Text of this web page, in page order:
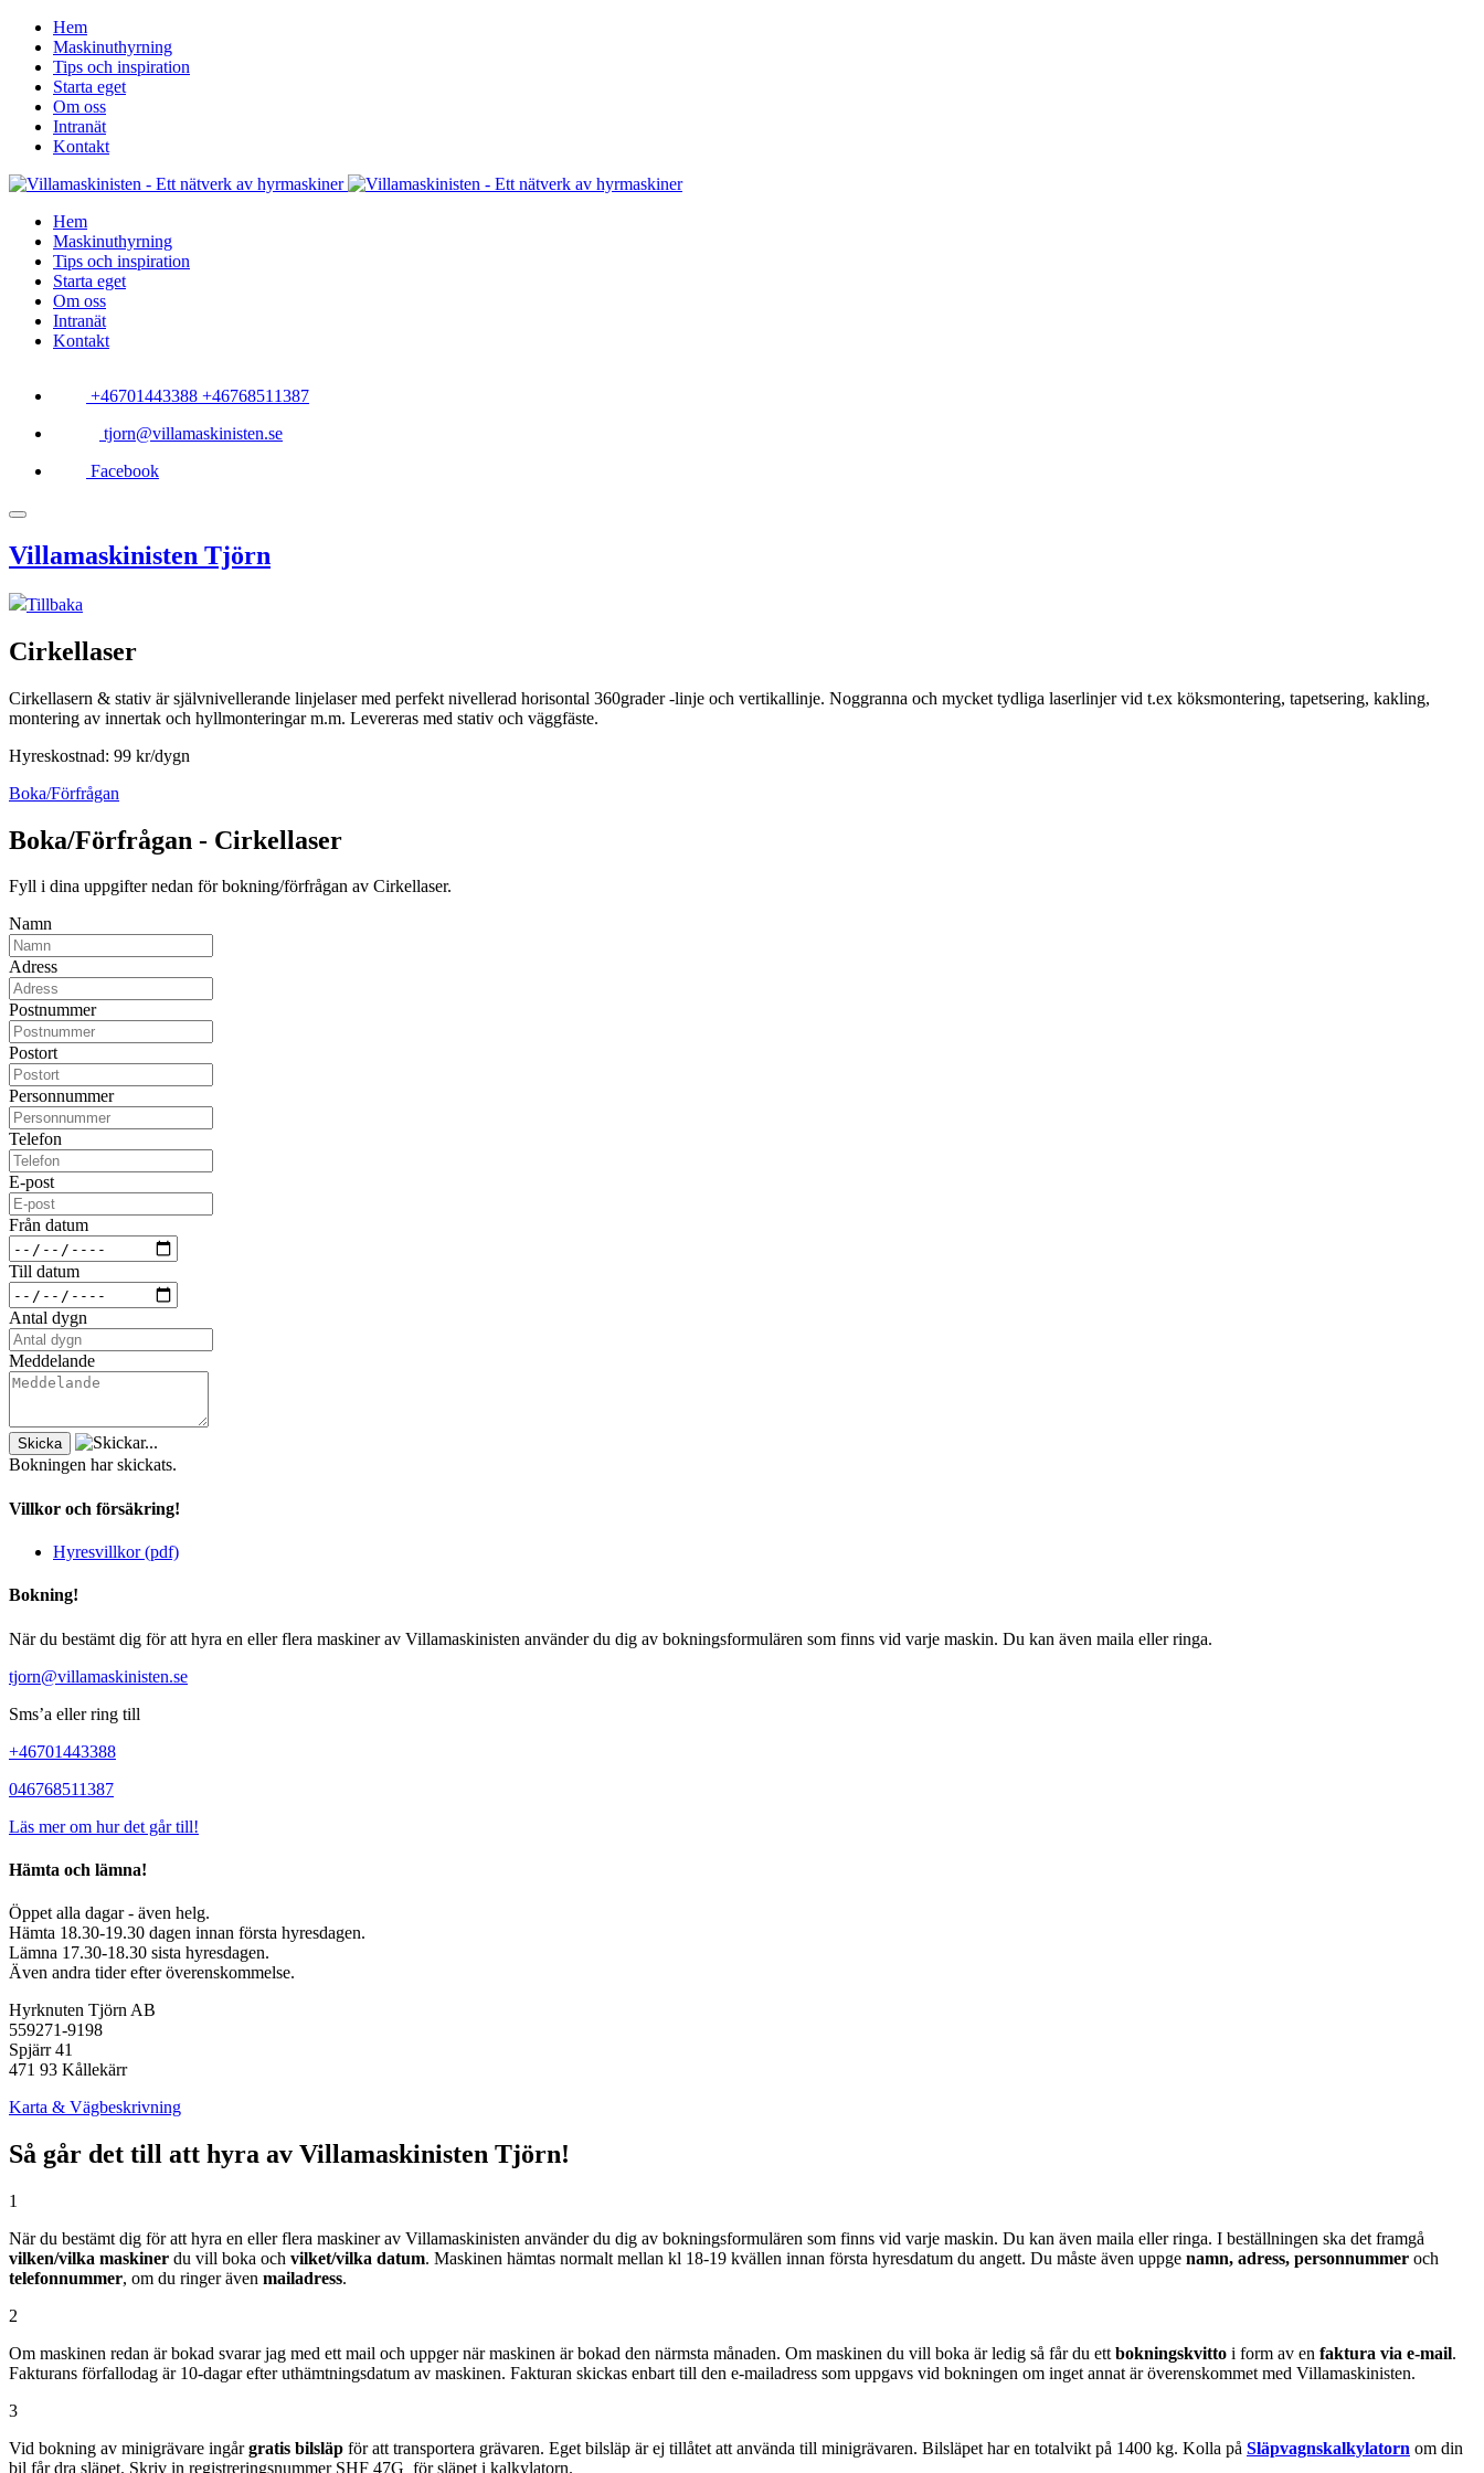
Hem
Maskinuthyrning
Tips och inspiration
Starta eget
Om oss
Intranät
Kontakt
Hem
Maskinuthyrning
Tips och inspiration
Starta eget
Om oss
Intranät
Kontakt
+46701443388 +46768511387
tjorn@villamaskinisten.se
Facebook
Villamaskinisten Tjörn
Tillbaka
Cirkellaser
Cirkellasern & stativ är självnivellerande linjelaser med perfekt nivellerad horisontal 360grader -linje och vertikallinje. Noggranna och mycket tydliga laserlinjer vid t.ex köksmontering, tapetsering, kakling,
montering av innertak och hyllmonteringar m.m. Levereras med stativ och väggfäste.
Hyreskostnad: 99 kr/dygn
Boka/Förfrågan
Boka/Förfrågan - Cirkellaser
Fyll i dina uppgifter nedan för bokning/förfrågan av Cirkellaser.
Namn
Adress
Postnummer
Postort
Personnummer
Telefon
E-post
Från datum
Till datum
Antal dygn
Meddelande
Skicka
Bokningen har skickats.
Villkor och försäkring!
Hyresvillkor (pdf)
Bokning!
När du bestämt dig för att hyra en eller flera maskiner av Villamaskinisten använder du dig av bokningsformulären som finns vid varje maskin. Du kan även maila eller ringa.
tjorn@villamaskinisten.se
Sms’a eller ring till
+46701443388
046768511387
Läs mer om hur det går till!
Hämta och lämna!
Öppet alla dagar - även helg.
Hämta 18.30-19.30 dagen innan första hyresdagen.
Lämna 17.30-18.30 sista hyresdagen.
Även andra tider efter överenskommelse.
Hyrknuten Tjörn AB
559271-9198
Spjärr 41
471 93 Kållekärr
Karta & Vägbeskrivning
Så går det till att hyra av Villamaskinisten Tjörn!
1
När du bestämt dig för att hyra en eller flera maskiner av Villamaskinisten använder du dig av bokningsformulären som finns vid varje maskin. Du kan även maila eller ringa. I beställningen ska det framgå
vilken/vilka maskiner du vill boka och vilket/vilka datum. Maskinen hämtas normalt mellan kl 18-19 kvällen innan första hyresdatum du angett. Du måste även uppge namn, adress, personnummer och
telefonnummer, om du ringer även mailadress.
2
Om maskinen redan är bokad svarar jag med ett mail och uppger när maskinen är bokad den närmsta månaden. Om maskinen du vill boka är ledig så får du ett bokningskvitto i form av en faktura via e-mail.
Fakturans förfallodag är 10-dagar efter uthämtningsdatum av maskinen. Fakturan skickas enbart till den e-mailadress som uppgavs vid bokningen om inget annat är överenskommet med Villamaskinisten.
3
Vid bokning av minigrävare ingårgratis bilsläp för att transportera grävaren. Eget bilsläp är ej tillåtet att använda till minigrävaren. Bilsläpet har en totalvikt på 1400 kg. Kolla på Släpvagnskalkylatorn om din
bil får dra släpet. Skriv in registreringsnummer SHF 47G för släpet i kalkylatorn.